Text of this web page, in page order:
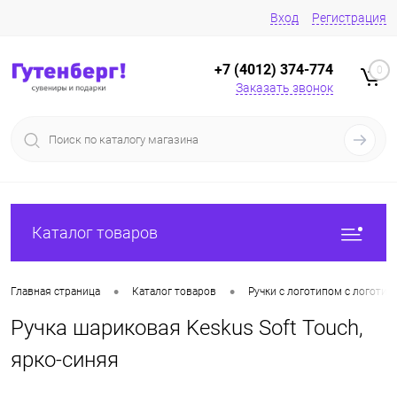
Вход Регистрация
+7 (4012) 374-774
Заказать звонок
0
Каталог товаров
Главная страница • Каталог товаров • Ручки с логотипом с
Ручка шариковая Keskus Soft Touch,
ярко-синяя